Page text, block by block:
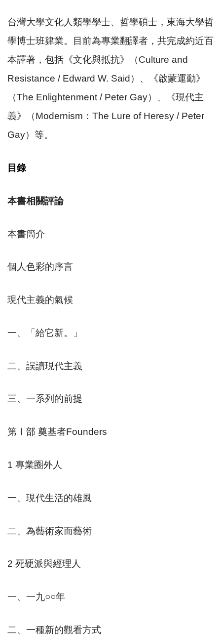
台灣大學文化人類學學士、哲學碩士，東海大學哲
學博士班肄業。目前為專業翻譯者，共完成約近百
本譯著，包括《文化與抵抗》（Culture and
Resistance / Edward W. Said ）、《啟蒙運動》
（The Enlightenment / Peter Gay）、《現代主
義》（Modernism ： The Lure of Heresy / Peter
Gay）等。
目錄
本書相關評論
本書簡介
個人色彩的序言
現代主義的氣候
一、「給它新。」
二、誤讀現代主義
三、一系列的前提
第Ⅰ部 奠基者Founders
1 專業圈外人
一、現代生活的雄風
二、為藝術家而藝術
2 死硬派與經理人
一、一九○○年
二、一種新的觀看方式